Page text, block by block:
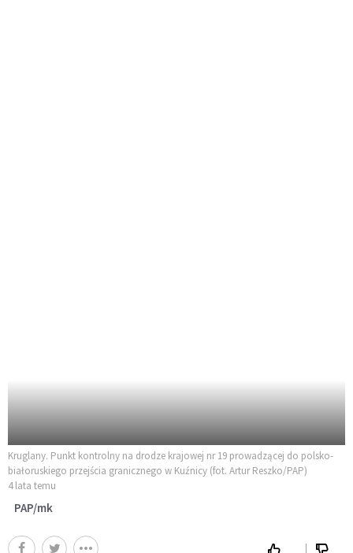
Kruglany. Punkt kontrolny na drodze krajowej nr 19 prowadzącej do polsko-
białoruskiego przejścia granicznego w Kuźnicy (fot. Artur Reszko/PAP)
4 lata temu
PAP/mk